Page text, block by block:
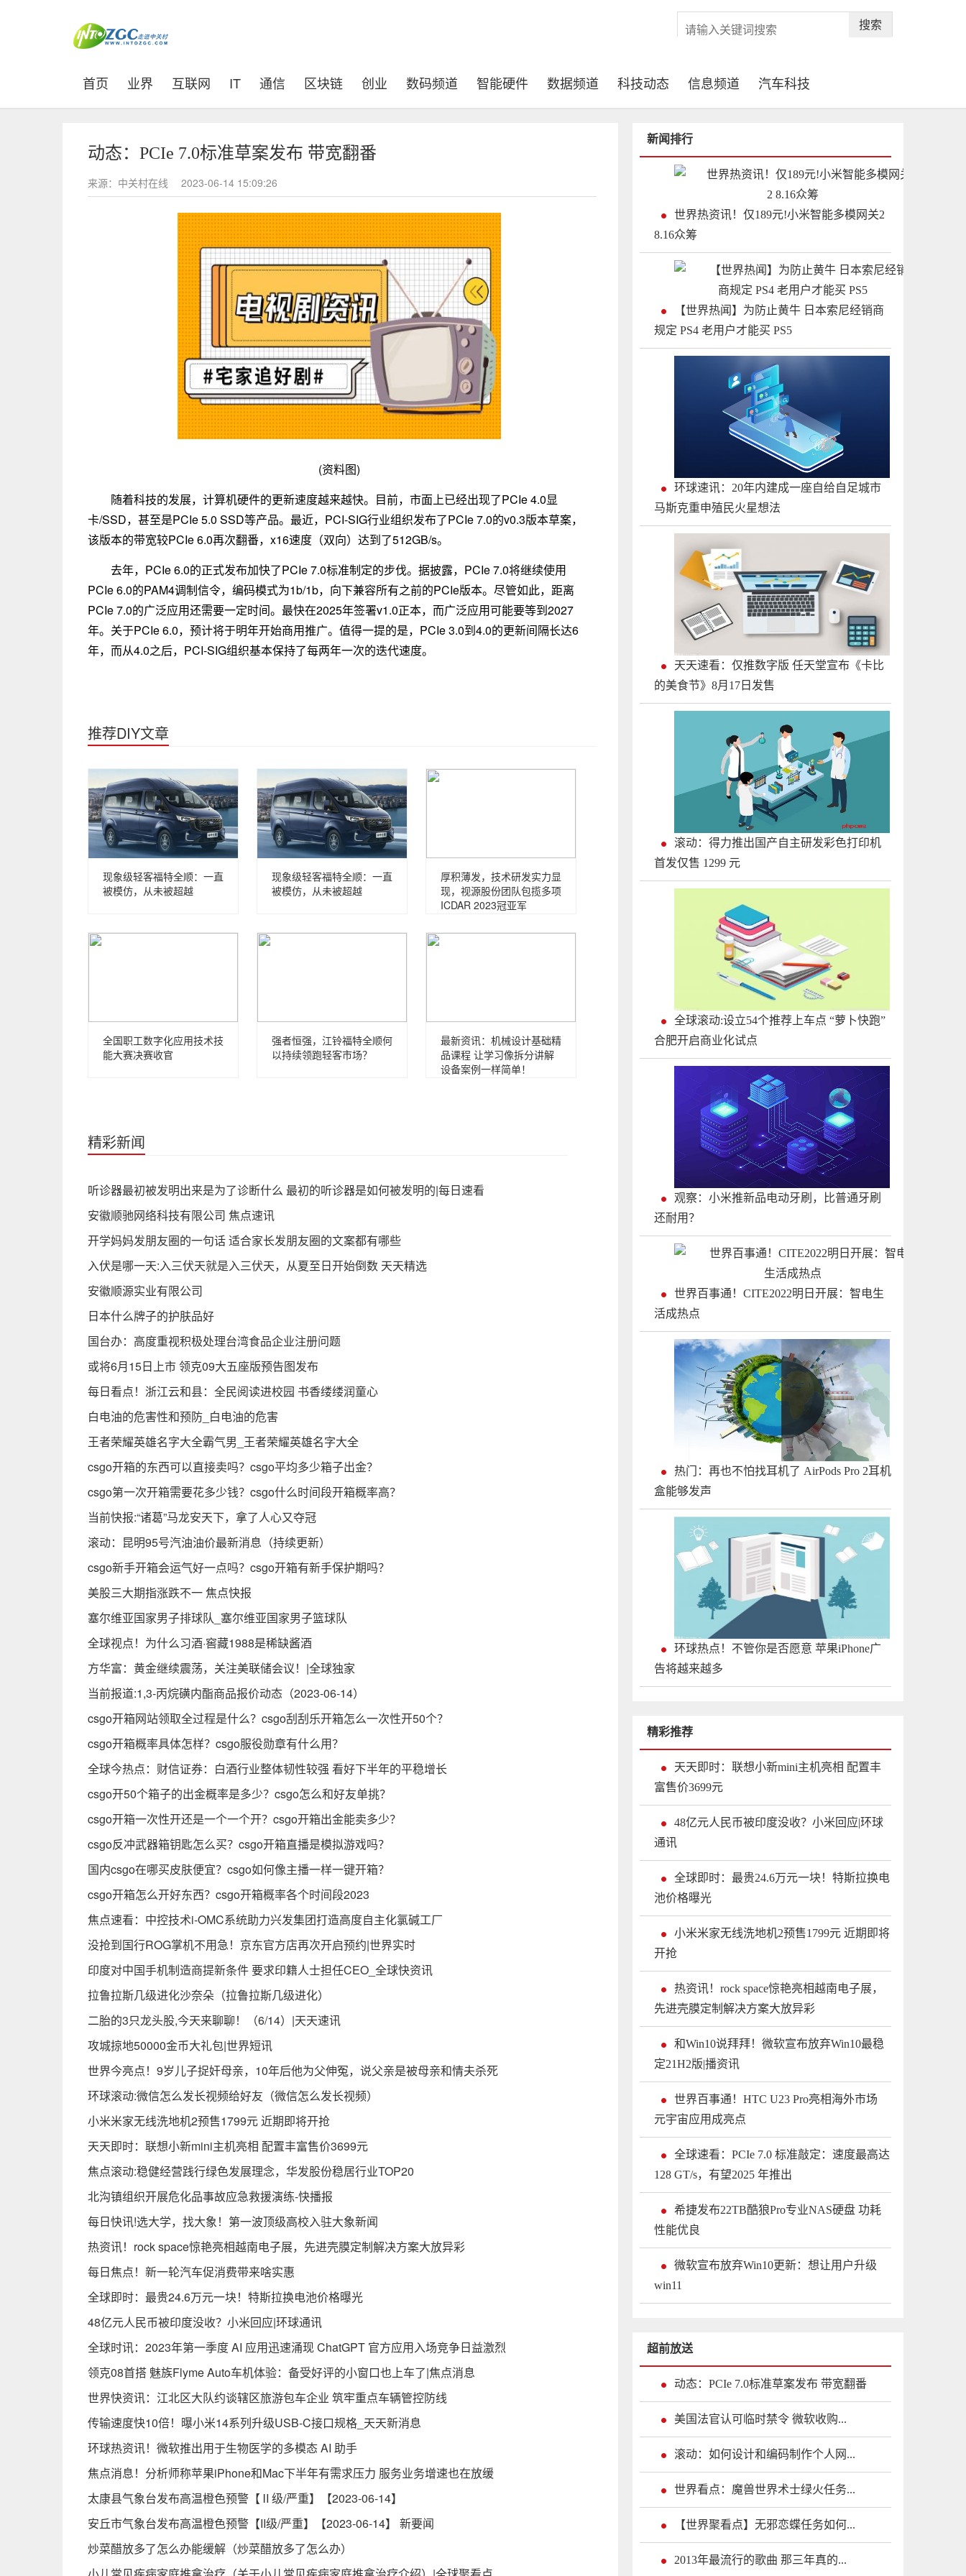
搜索
首页 (current)
业界 互联网 IT 通信 区块链 创业 数码频道 智能硬件 数据频道 科技动态 信息频道 汽车科技
动态：PCIe 7.0标准草案发布 带宽翻番
来源：中关村在线 2023-06-14 15:09:26
(资料图)
随着科技的发展，计算机硬件的更新速度越来越快。目前，市面上已经出现了PCIe 4.0显
卡/SSD，甚至是PCIe 5.0 SSD等产品。最近，PCI-SIG行业组织发布了PCIe 7.0的v0.3版本草案，
该版本的带宽较PCIe 6.0再次翻番，x16速度（双向）达到了512GB/s。
去年，PCIe 6.0的正式发布加快了PCIe 7.0标准制定的步伐。据披露，PCIe 7.0将继续使用
PCIe 6.0的PAM4调制信令，编码模式为1b/1b，向下兼容所有之前的PCIe版本。尽管如此，距离
PCIe 7.0的广泛应用还需要一定时间。最快在2025年签署v1.0正本，而广泛应用可能要等到2027
年。关于PCIe 6.0，预计将于明年开始商用推广。值得一提的是，PCIe 3.0到4.0的更新间隔长达6
年，而从4.0之后，PCI-SIG组织基本保持了每两年一次的迭代速度。
推荐DIY文章
现象级轻客福特全顺：一直
被模仿，从未被超越
现象级轻客福特全顺：一直
被模仿，从未被超越
厚积薄发，技术研发实力显
现，视源股份团队包揽多项
ICDAR 2023冠亚军
全国职工数字化应用技术技
能大赛决赛收官
强者恒强，江铃福特全顺何
以持续领跑轻客市场？
最新资讯：机械设计基础精
品课程 让学习像拆分讲解
设备案例一样简单！
精彩新闻
听诊器最初被发明出来是为了诊断什么 最初的听诊器是如何被发明的|每日速看
安徽顺驰网络科技有限公司 焦点速讯
开学妈妈发朋友圈的一句话 适合家长发朋友圈的文案都有哪些
入伏是哪一天:入三伏天就是入三伏天，从夏至日开始倒数 天天精选
安徽顺源实业有限公司
日本什么牌子的护肤品好
国台办：高度重视积极处理台湾食品企业注册问题
或将6月15日上市 领克09大五座版预告图发布
每日看点！浙江云和县：全民阅读进校园 书香缕缕润童心
白电油的危害性和预防_白电油的危害
王者荣耀英雄名字大全霸气男_王者荣耀英雄名字大全
csgo开箱的东西可以直接卖吗？csgo平均多少箱子出金？
csgo第一次开箱需要花多少钱？csgo什么时间段开箱概率高？
当前快报:“诸葛”马龙安天下，拿了人心又夺冠
滚动：昆明95号汽油油价最新消息（持续更新）
csgo新手开箱会运气好一点吗？csgo开箱有新手保护期吗？
美股三大期指涨跌不一 焦点快报
塞尔维亚国家男子排球队_塞尔维亚国家男子篮球队
全球视点！为什么习酒·窖藏1988是稀缺酱酒
方华富：黄金继续震荡，关注美联储会议！|全球独家
当前报道:1,3-丙烷磺内酯商品报价动态（2023-06-14）
csgo开箱网站领取全过程是什么？csgo刮刮乐开箱怎么一次性开50个？
csgo开箱概率具体怎样？csgo服役勋章有什么用？
全球今热点：财信证券：白酒行业整体韧性较强 看好下半年的平稳增长
csgo开50个箱子的出金概率是多少？csgo怎么和好友单挑？
csgo开箱一次性开还是一个一个开？csgo开箱出金能卖多少？
csgo反冲武器箱钥匙怎么买？csgo开箱直播是模拟游戏吗？
国内csgo在哪买皮肤便宜？csgo如何像主播一样一键开箱？
csgo开箱怎么开好东西？csgo开箱概率各个时间段2023
焦点速看：中控技术i-OMC系统助力兴发集团打造高度自主化氯碱工厂
没抢到国行ROG掌机不用急！京东官方店再次开启预约|世界实时
印度对中国手机制造商提新条件 要求印籍人士担任CEO_全球快资讯
拉鲁拉斯几级进化沙奈朵（拉鲁拉斯几级进化）
二胎的3只龙头股,今天来聊聊！（6/14）|天天速讯
攻城掠地50000金币大礼包|世界短讯
世界今亮点！9岁儿子捉奸母亲，10年后他为父伸冤，说父亲是被母亲和情夫杀死
环球滚动:微信怎么发长视频给好友（微信怎么发长视频）
小米米家无线洗地机2预售1799元 近期即将开抢
天天即时：联想小新mini主机亮相 配置丰富售价3699元
焦点滚动:稳健经营践行绿色发展理念，华发股份稳居行业TOP20
​北沟镇组织开展危化品事故应急救援演练-快播报
每日快讯!选大学，找大象！第一波顶级高校入驻大象新闻
热资讯！rock space惊艳亮相越南电子展，先进壳膜定制解决方案大放异彩
每日焦点！新一轮汽车促消费带来啥实惠
全球即时：最贵24.6万元一块！特斯拉换电池价格曝光
48亿元人民币被印度没收？小米回应|环球通讯
全球时讯：2023年第一季度 AI 应用迅速涌现 ChatGPT 官方应用入场竞争日益激烈
领克08首搭 魅族Flyme Auto车机体验：备受好评的小窗口也上车了|焦点消息
世界快资讯：江北区大队约谈辖区旅游包车企业 筑牢重点车辆管控防线
传输速度快10倍！曝小米14系列升级USB-C接口规格_天天新消息
环球热资讯！微软推出用于生物医学的多模态 AI 助手
焦点消息！分析师称苹果iPhone和Mac下半年有需求压力 服务业务增速也在放缓
太康县气象台发布高温橙色预警【Ⅱ级/严重】【2023-06-14】
安丘市气象台发布高温橙色预警【II级/严重】【2023-06-14】 新要闻
炒菜醋放多了怎么办能缓解（炒菜醋放多了怎么办）
新闻排行
世界热资讯！仅189元!小米智能多模网关2
8.16众筹
【世界热闻】为防止黄牛 日本索尼经销商
规定 PS4 老用户才能买 PS5
环球速讯：20年内建成一座自给自足城市
马斯克重申殖民火星想法
天天速看：仅推数字版 任天堂宣布《卡比
的美食节》8月17日发售
滚动：得力推出国产自主研发彩色打印机
首发仅售 1299 元
全球滚动:设立54个推荐上车点 “萝卜快跑”
合肥开启商业化试点
观察：小米推新品电动牙刷，比普通牙刷
还耐用？
世界百事通！CITE2022明日开展：智电生
活成热点
热门：再也不怕找耳机了 AirPods Pro 2耳机
盒能够发声
环球热点！不管你是否愿意 苹果iPhone广
告将越来越多
精彩推荐
天天即时：联想小新mini主机亮相 配置丰
富售价3699元
48亿元人民币被印度没收？小米回应|环球
通讯
全球即时：最贵24.6万元一块！特斯拉换电
池价格曝光
小米米家无线洗地机2预售1799元 近期即将
开抢
热资讯！rock space惊艳亮相越南电子展，
先进壳膜定制解决方案大放异彩
和Win10说拜拜！微软宣布放弃Win10最稳
定21H2版|播资讯
世界百事通！HTC U23 Pro亮相海外市场
元宇宙应用成亮点
全球速看：PCIe 7.0 标准敲定：速度最高达
128 GT/s，有望2025 年推出
希捷发布22TB酷狼Pro专业NAS硬盘 功耗
性能优良
微软宣布放弃Win10更新：想让用户升级
win11
超前放送
动态：PCIe 7.0标准草案发布 带宽翻番
美国法官认可临时禁令 微软收购...
滚动：如何设计和编码制作个人网...
世界看点：魔兽世界术士绿火任务...
【世界聚看点】无邪恋蝶任务如何...
2013年最流行的歌曲 那三年真的...